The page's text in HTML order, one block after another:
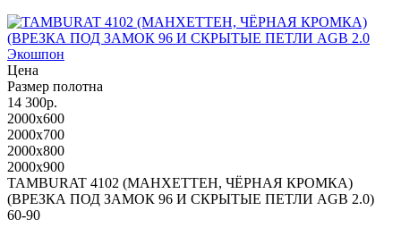
Экошпон
Цена
Размер полотна
14 300р.
2000x600
2000x700
2000x800
2000x900
TAMBURAT 4102 (МАНХЕТТЕН, ЧЁРНАЯ КРОМКА)
(ВРЕЗКА ПОД ЗАМОК 96 И СКРЫТЫЕ ПЕТЛИ AGB 2.0)
60-90